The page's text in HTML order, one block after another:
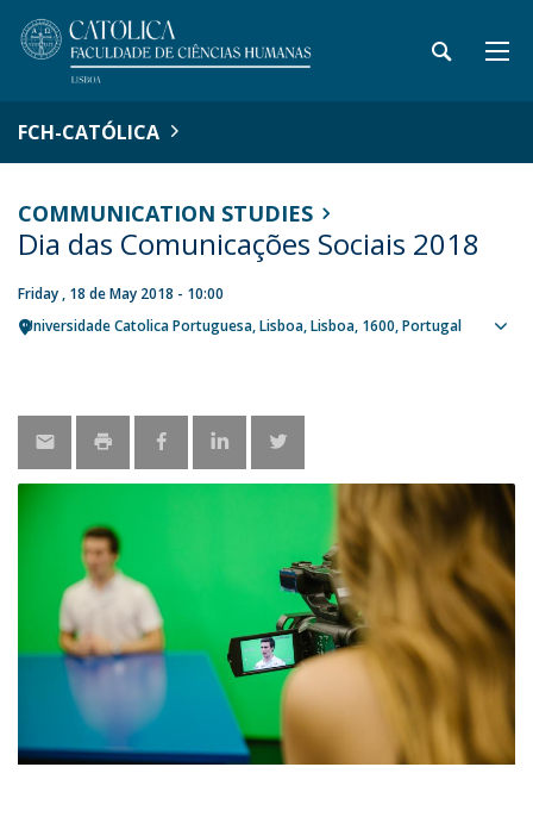
FCH-CATÓLICA
COMMUNICATION STUDIES
Dia das Comunicações Sociais 2018
Friday , 18 de May 2018 - 10:00
Universidade Catolica Portuguesa Lisboa Lisboa 1600 Portugal